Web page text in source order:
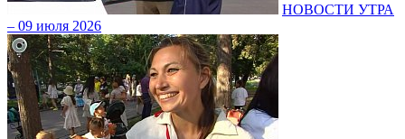
НОВОСТИ УТРА
– 09 июля 2026